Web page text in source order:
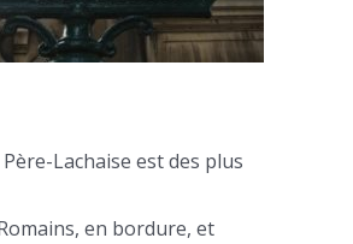
Lachaise est des plus
en bordure, et